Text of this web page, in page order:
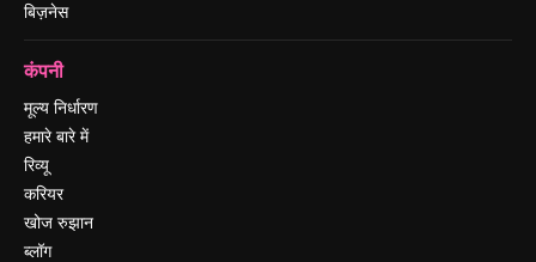
बिज़नेस
कंपनी
मूल्य निर्धारण
हमारे बारे में
रिव्यू
करियर
खोज रुझान
ब्लॉग